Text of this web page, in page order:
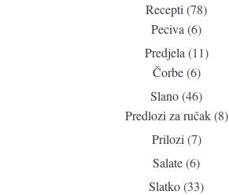
Recepti (78)
Peciva (6)
Predjela (11)
Čorbe(6)
Slano(46)
Predlozi za ručak(8)
Prilozi (7)
Salate(6)
Slatko(33)